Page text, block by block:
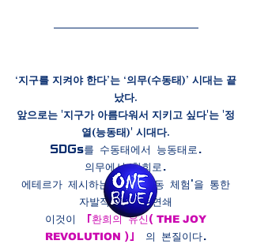
‘지구를 지켜야 한다’는 ‘의무(수동태)’ 시대는 끝
났다.
앞으로는 '지구가 아름다워서 지키고 싶다'는 '정
열(능동태)' 시대다.
SDGs를 수동태에서 능동태로.
의무에서 환희로.
에테르가 제시하는 해는 '감동 체험'을 통한
자발적 변혁의 연쇄
이것이
「환희의 유신( THE JOY
REVOLUTION )」
의 본질이다.